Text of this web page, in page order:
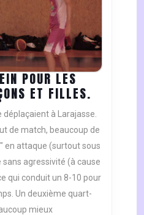
POUR LES
ET FILLES.
PLEIN
POUR
LES
SENIORS
GARÇONS
ET
FILLES.
déplaçaient à Larajasse.
de match, beaucoup de
en attaque (surtout sous
sans agressivité (à cause
qui conduit un 8-10 pour
Un deuxième quart-
mieux